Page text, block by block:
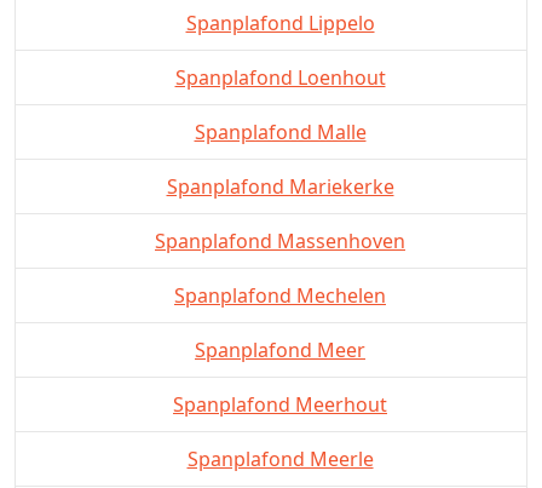
Spanplafond Lippelo
Spanplafond Loenhout
Spanplafond Malle
Spanplafond Mariekerke
Spanplafond Massenhoven
Spanplafond Mechelen
Spanplafond Meer
Spanplafond Meerhout
Spanplafond Meerle